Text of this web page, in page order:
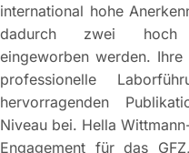
international hohe
dadurch zwei hoch
eingeworben werden.
professionelle
hervorragenden
Niveau bei. Hella
Engagement für das